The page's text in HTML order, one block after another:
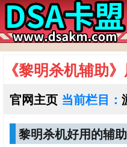
《黎明杀机辅助
官网主页 当前栏目：
黎明杀机好用的辅助